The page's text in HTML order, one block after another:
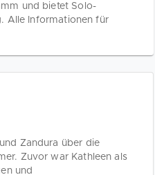
und bietet Solo-
Alle Informationen für
Zandura über die
Zuvor war Kathleen als
und